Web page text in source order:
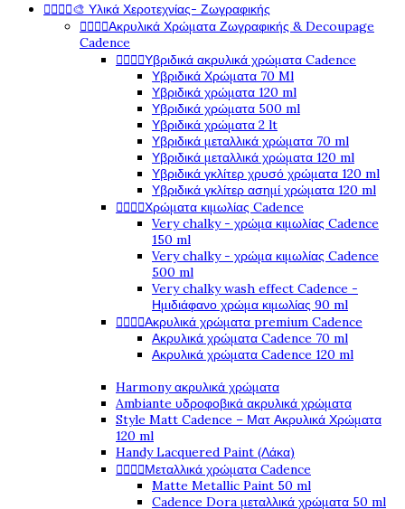
   🎨 Υλικά Χεροτεχνίας- Ζωγραφικής
   Ακρυλικά Χρώματα Ζωγραφικής & Decoupage
Cadence
   Υβριδικά ακρυλικά χρώματα Cadence
Υβριδικά Χρώματα 70 Ml
Υβριδικά χρώματα 120 ml
Υβριδικά χρώματα 500 ml
Υβριδικά χρώματα 2 lt
Υβριδικά μεταλλικά χρώματα 70 ml
Υβριδικά μεταλλικά χρώματα 120 ml
Υβριδικά γκλίτερ χρυσό χρώματα 120 ml
Υβριδικά γκλίτερ ασημί χρώματα 120 ml
   Χρώματα κιμωλίας Cadence
Very chalky - χρώμα κιμωλίας Cadence
150 ml
Very chalky - χρώμα κιμωλίας Cadence
500 ml
Very chalky wash effect Cadence -
Ημιδιάφανο χρώμα κιμωλίας 90 ml
   Ακρυλικά χρώματα premium Cadence
Ακρυλικά χρώματα Cadence 70 ml
Ακρυλικά χρώματα Cadence 120 ml
Harmony ακρυλικά χρώματα
Ambiante υδροφοβικά ακρυλικά χρώματα
Style Matt Cadence – Ματ Ακρυλικά Χρώματα
120 ml
Handy Lacquered Paint (Λάκα)
   Μεταλλικά χρώματα Cadence
Matte Metallic Paint 50 ml
Cadence Dora μεταλλικά χρώματα 50 ml